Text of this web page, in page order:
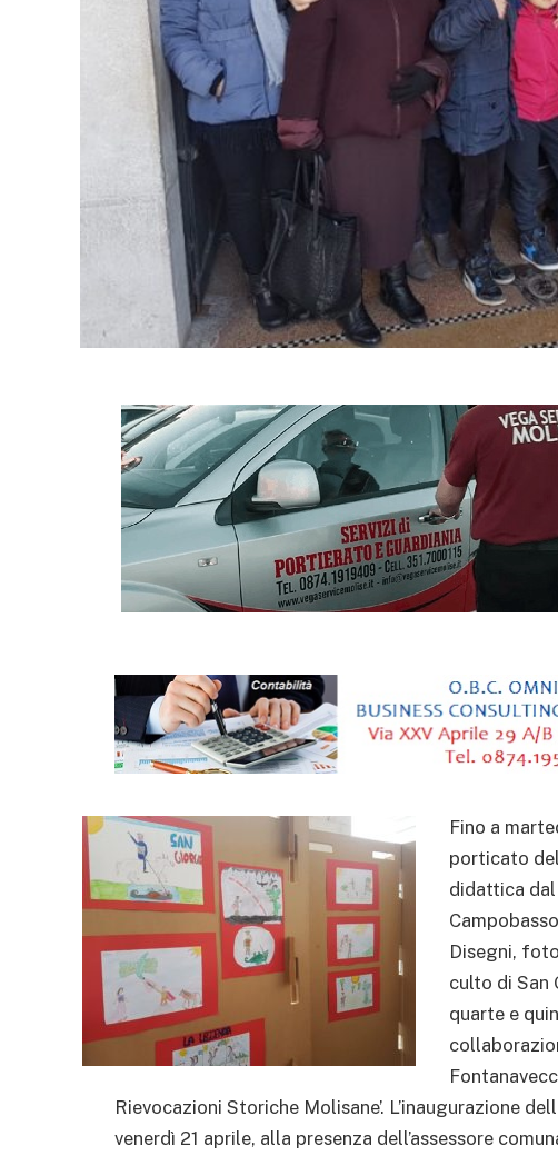
Fino a
porticato
didattica
Disegni,
culto di San
quarte e
Rievocazioni Storiche Molisane’. L’inaugurazione
venerdì 21 aprile, alla presenza dell’assessore